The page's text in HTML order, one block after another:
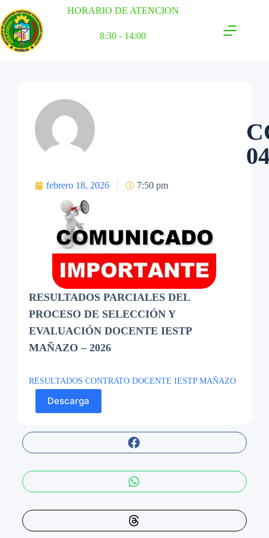
HORARIO DE ATENCION
8:30 - 14:00
febrero 18, 2026 7:50 pm
RESULTADOS PARCIALES DEL
PROCESO DE SELECCIÓN Y
EVALUACIÓN DOCENTE IESTP
MAÑAZO – 2026
RESULTADOS CONTRATO DOCENTE IESTP MAÑAZO
Descarga